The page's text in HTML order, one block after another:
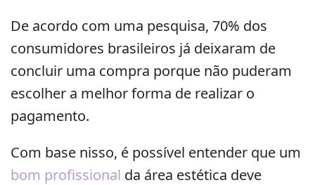
De acordo com uma pesquisa, 70% dos
consumidores brasileiros já deixaram de
concluir uma compra porque não puderam
escolher a melhor forma de realizar o
pagamento.
Com base nisso, é possível entender que um
bom profissional da área estética deve